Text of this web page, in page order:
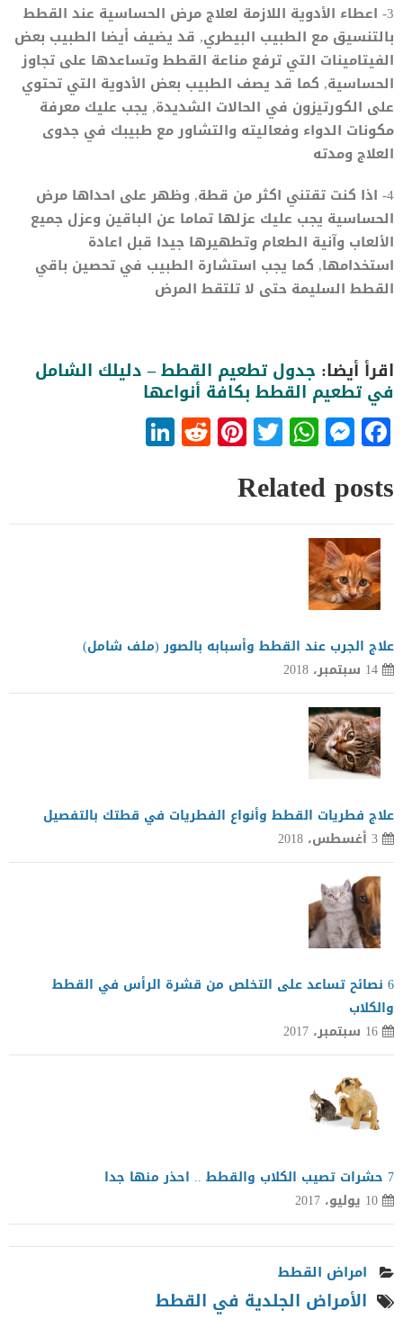
3- اعطاء الأدوية اللازمة لعلاج مرض الحساسية عند القطط
بالتنسيق مع الطبيب البيطري, قد يضيف أيضا الطبيب بعض
الفيتامينات التي ترفع مناعة القطط وتساعدها على تجاوز
الحساسية, كما قد يصف الطبيب بعض الأدوية التي تحتوي
على الكورتيزون في الحالات الشديدة, يجب عليك معرفة
مكونات الدواء وفعاليته والتشاور مع طبيبك في جدوى
العلاج ومدته
4- اذا كنت تقتني اكثر من قطة, وظهر على احداها مرض
الحساسية يجب عليك عزلها تماما عن الباقين وعزل جميع
الألعاب وآنية الطعام وتطهيرها جيدا قبل اعادة
استخدامها, كما يجب استشارة الطبيب في تحصين باقي
القطط السليمة حتى لا تلتقط المرض
اقرأ أيضا: جدول تطعيم القطط – دليلك الشامل
في تطعيم القطط بكافة أنواعها
Facebook
Messenger
WhatsApp
Twitter
Pinterest
Reddit
Related posts
علاج الجرب عند القطط وأسبابه بالصور (ملف شامل)
14 سبتمبر، 2018
علاج فطريات القطط وأنواع الفطريات في قطتك بالتفصيل
3 أغسطس، 2018
6 نصائح تساعد على التخلص من قشرة الرأس في القطط
والكلاب
16 سبتمبر، 2017
7 حشرات تصيب الكلاب والقطط .. احذر منها جدا
10 يوليو، 2017
امراض القطط
الأمراض الجلدية في القطط